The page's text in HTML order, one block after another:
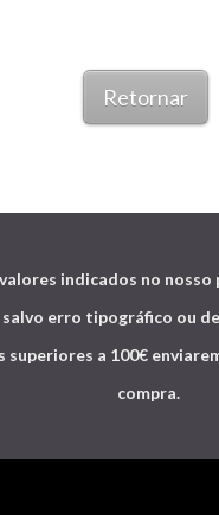
Retornar
indicados no nosso
salvo erro tipográfico ou
superiores a 100€
compra.